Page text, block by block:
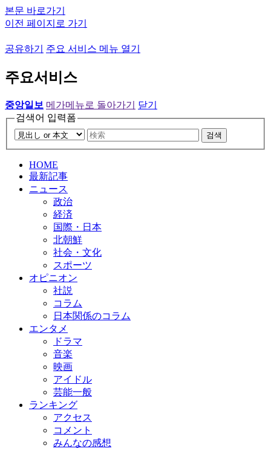
본문 바로가기
이전 페이지로 가기
공유하기 주요 서비스 메뉴 열기
주요서비스
중앙일보 메가메뉴로 돌아가기
닫기
검색어 입력폼
검색
HOME
最新記事
ニュース
政治
経済
国際・日本
北朝鮮
社会・文化
スポーツ
オピニオン
社説
コラム
日本関係のコラム
エンタメ
ドラマ
音楽
映画
アイドル
芸能一般
ランキング
アクセス
コメント
みんなの感想